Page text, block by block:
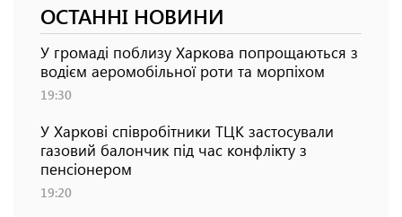
ОСТАННІ НОВИНИ
У громаді поблизу Харкова попрощаються з
водієм аеромобільної роти та морпіхом
19:30
У Харкові співробітники ТЦК застосували
газовий балончик під час конфлікту з
пенсіонером
19:20